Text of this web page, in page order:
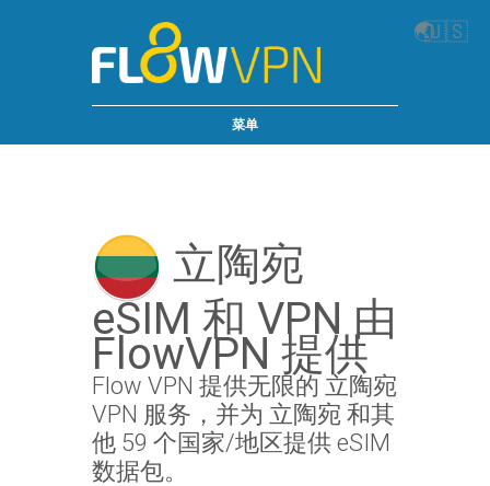
🌏🇺🇸
菜单
立陶宛
eSIM 和 VPN 由
FlowVPN 提供
Flow VPN 提供无限的 立陶宛
VPN 服务，并为 立陶宛 和其
他 59 个国家/地区提供 eSIM
数据包。